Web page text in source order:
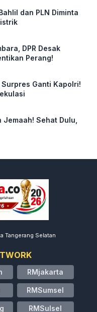
dan PLN Diminta
DPR Desak
Perang!
Ganti Kapolri!
Sehat Dulu,
Tangerang Selatan
RMjakarta
RMSumsel
RMSulsel